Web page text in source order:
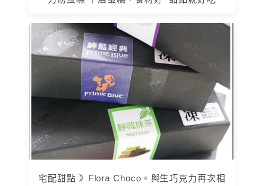
宅配甜點 》Flora Choco。與生巧克力再次相